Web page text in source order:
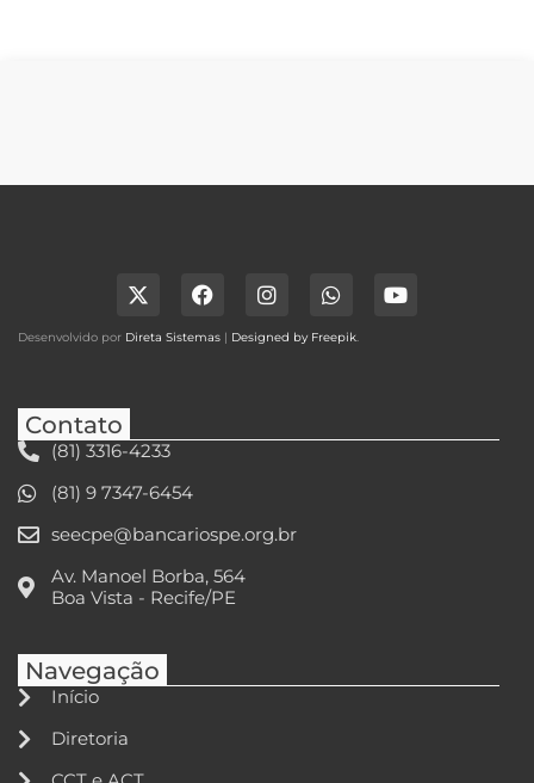
Desenvolvido por Direta Sistemas | Designed by Freepik.
Contato
(81) 3316-4233
(81) 9 7347-6454
seecpe@bancariospe.org.br
Av. Manoel Borba, 564
Boa Vista - Recife/PE
Navegação
Início
Diretoria